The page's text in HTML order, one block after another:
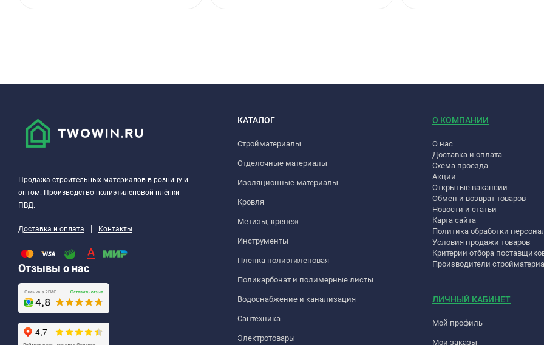
Продажа строительных материалов в розницу и
оптом. Производство полиэтиленовой плёнки
ПВД.
Доставка и оплата | Контакты
Отзывы о нас
КАТАЛОГ
Стройматериалы
Отделочные материалы
Изоляционные материалы
Кровля
Метизы, крепеж
Инструменты
Пленка полиэтиленовая
Поликарбонат и полимерные листы
Водоснабжение и канализация
Сантехника
Электротовары
О КОМПАНИИ
О нас
Доставка и оплата
Схема проезда
Акции
Открытые вакансии
Обмен и возврат товаров
Новости и статьи
Карта сайта
Политика обработки
Условия продажи товаров
Критерии отбора
Производители
ЛИЧНЫЙ КАБИНЕТ
Мой профиль
Мои заказы